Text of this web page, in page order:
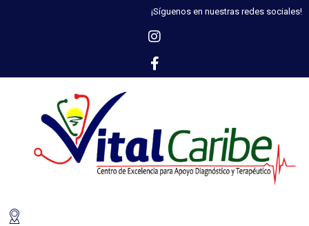
¡Síguenos en nuestras redes sociales!